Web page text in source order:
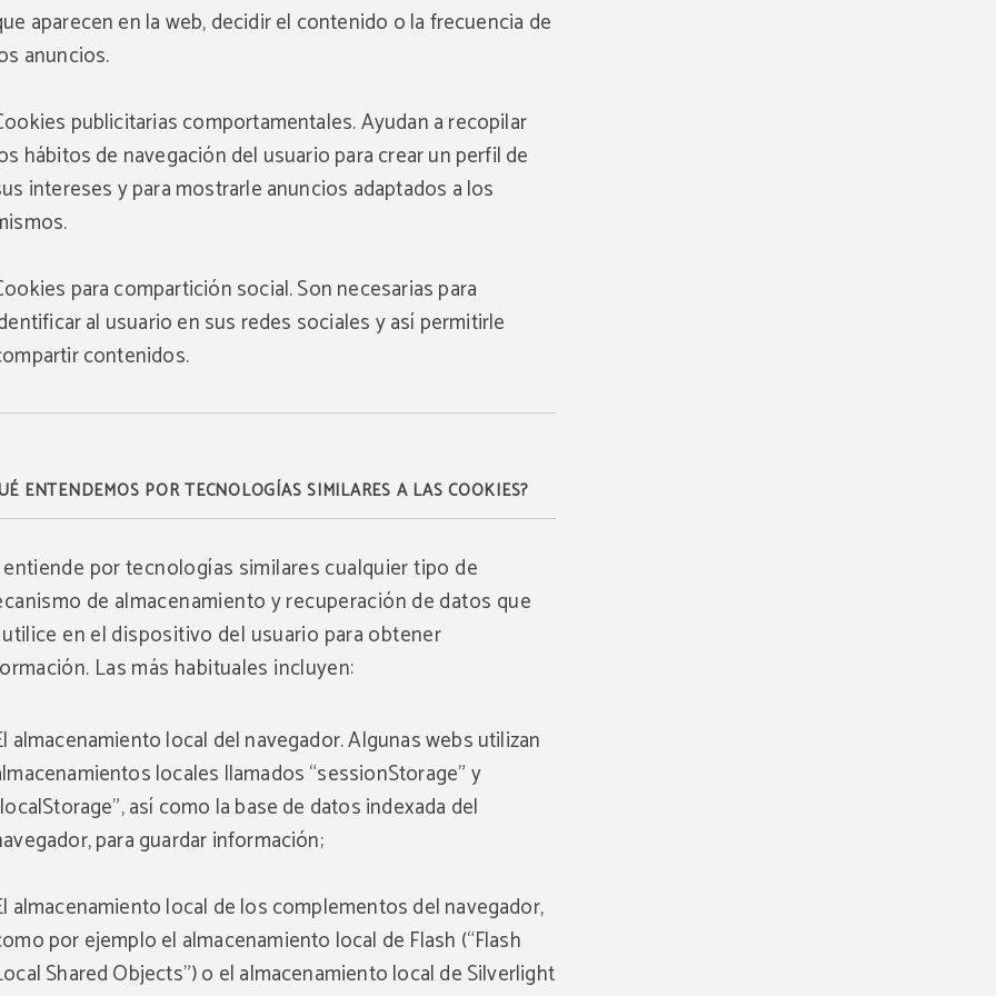
aparecen en la web, decidir el contenido o la frecuencia de
anuncios.
publicitarias comportamentales. Ayudan a recopilar
hábitos de navegación del usuario para crear un perfil de
intereses y para mostrarle anuncios adaptados a los
para compartición social. Son necesarias para
al usuario en sus redes sociales y así permitirle
contenidos.
ENTENDEMOS POR TECNOLOGÍAS SIMILARES A LAS COOKIES?
entiende por tecnologías similares cualquier tipo de
de almacenamiento y recuperación de datos que
en el dispositivo del usuario para obtener
Las más habituales incluyen:
almacenamiento local del navegador. Algunas webs utilizan
locales llamados “sessionStorage” y
así como la base de datos indexada del
para guardar información;
almacenamiento local de los complementos del navegador,
por ejemplo el almacenamiento local de Flash (“Flash
Shared Objects”) o el almacenamiento local de Silverlight